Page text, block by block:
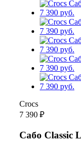
Crocs
7 390 ₽
Сабо Classic